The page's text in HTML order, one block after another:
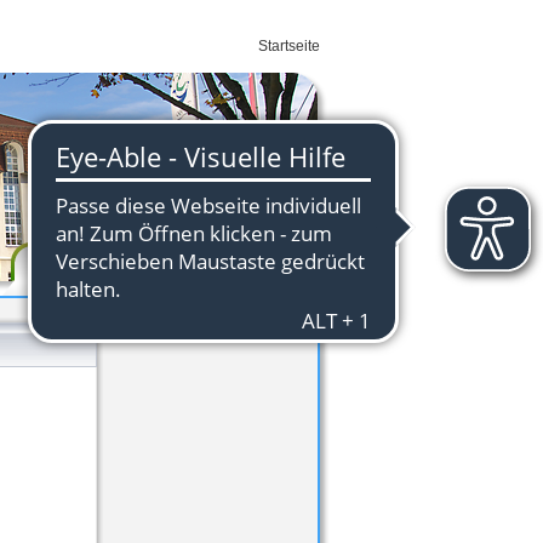
Startseite
Wirtschaft